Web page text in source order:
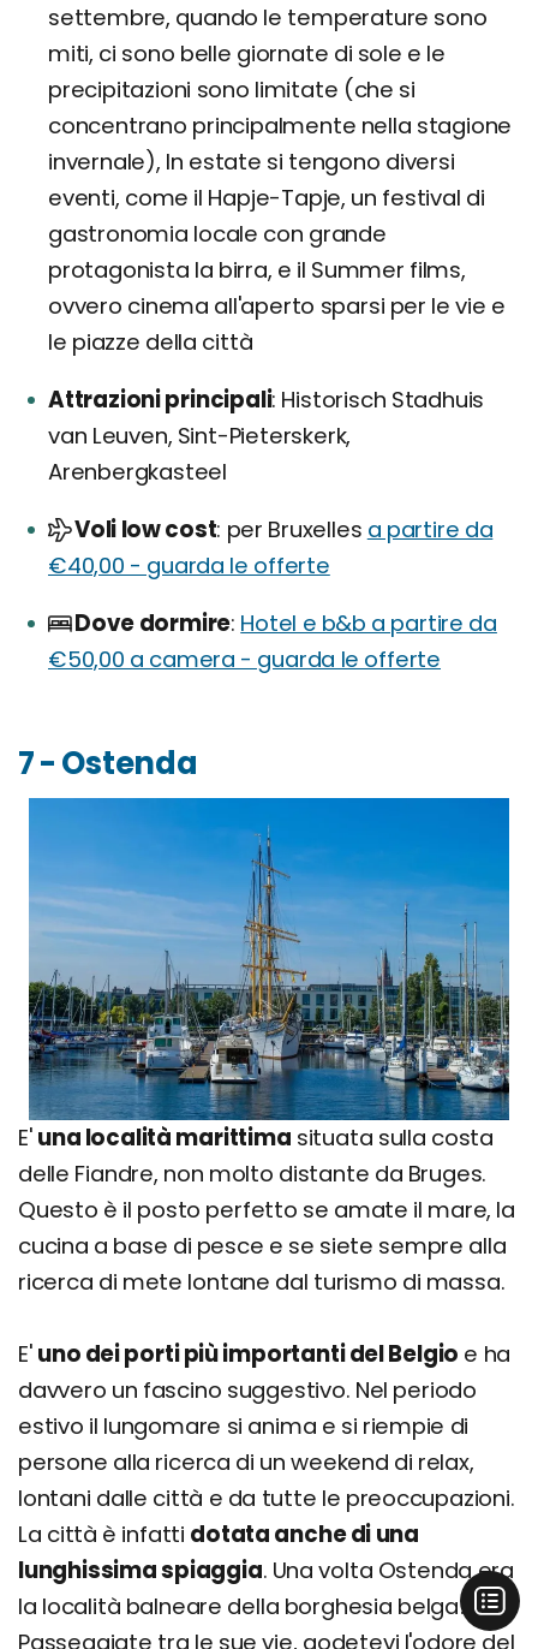
settembre, quando le temperature sono
miti, ci sono belle giornate di sole e le
precipitazioni sono limitate (che si
concentrano principalmente nella stagione
invernale), In estate si tengono diversi
eventi, come il Hapje-Tapje, un festival di
gastronomia locale con grande
protagonista la birra, e il Summer films,
ovvero cinema all'aperto sparsi per le vie e
le piazze della città
Attrazioni principali Historisch Stadhuis
van Leuven, Sint-Pieterskerk,
Arenbergkasteel
Voli low cost per Bruxelles a partire da
€40,00 - guarda le offerte
Dove dormire Hotel e b&b a partire da
€50,00 a camera - guarda le offerte
7 - Ostenda
E' una località marittima situata sulla costa
delle Fiandre, non molto distante da Bruges.
Questo è il posto perfetto se amate il mare, la
cucina a base di pesce e se siete sempre alla
ricerca di mete lontane dal turismo di massa.
E' uno dei porti più importanti del Belgio e ha
davvero un fascino suggestivo. Nel periodo
estivo il lungomare si anima e si riempie di
persone alla ricerca di un weekend di relax,
lontani dalle città e da tutte le preoccupazioni.
La città è infatti dotata anche di una
lunghissima spiaggia. Una volta Ostenda era
la località balneare della borghesia belga!
Passeggiate tra le sue vie, godetevi l'odore del